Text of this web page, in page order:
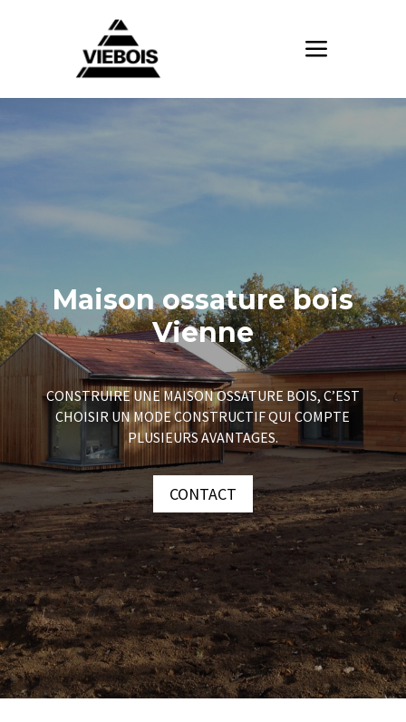
Maison ossature bois
Vienne
CONSTRUIRE UNE MAISON OSSATURE BOIS, C’EST
CHOISIR UN MODE CONSTRUCTIF QUI COMPTE
PLUSIEURS AVANTAGES.
CONTACT